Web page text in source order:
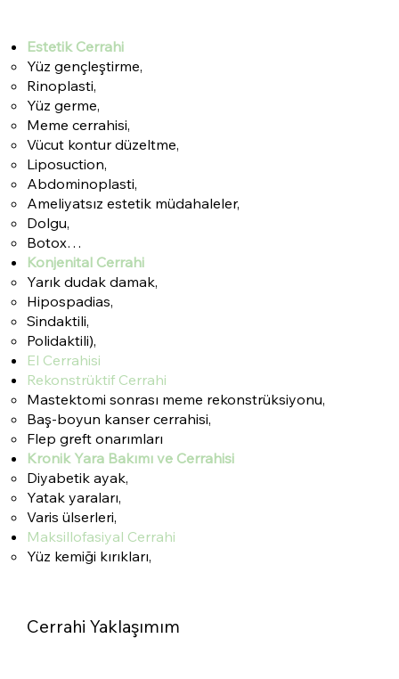
Estetik Cerrahi
Yüz gençleştirme,
Rinoplasti,
Yüz germe,
Meme cerrahisi,
Vücut kontur düzeltme,
Liposuction,
Abdominoplasti,
Ameliyatsız estetik müdahaleler,
Dolgu,
Botox…
Konjenital Cerrahi
Yarık dudak damak,
Hipospadias,
Sindaktili,
Polidaktili),
El Cerrahisi
Rekonstrüktif Cerrahi
Mastektomi sonrası meme rekonstrüksiyonu,
Baş-boyun kanser cerrahisi,
Flep greft onarımları
Kronik Yara Bakımı ve Cerrahisi
Diyabetik ayak,
Yatak yaraları,
Varis ülserleri,
Maksillofasiyal Cerrahi
Yüz kemiği kırıkları,
Cerrahi Yaklaşımım